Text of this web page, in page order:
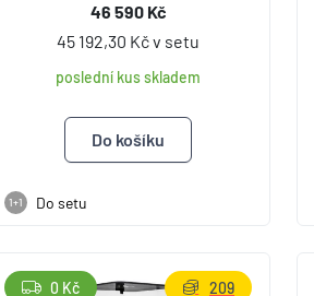
46 590 Kč
45 192,30 Kč v setu
poslední kus skladem
1+1 Do setu
0 Kč 209